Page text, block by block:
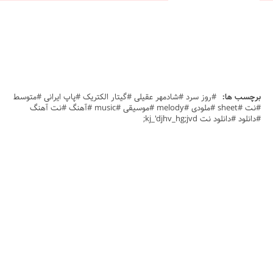
برچسب ها: #روز سرد #شادمهر عقیلی #گیتار الکتریک #پاپ ایرانی #متوسط
#نت #sheet #ملودی #melody #موسیقی #music #آهنگ #نت آهنگ
#دانلود #دانلود نت kj_'djhv_hg;jvd;